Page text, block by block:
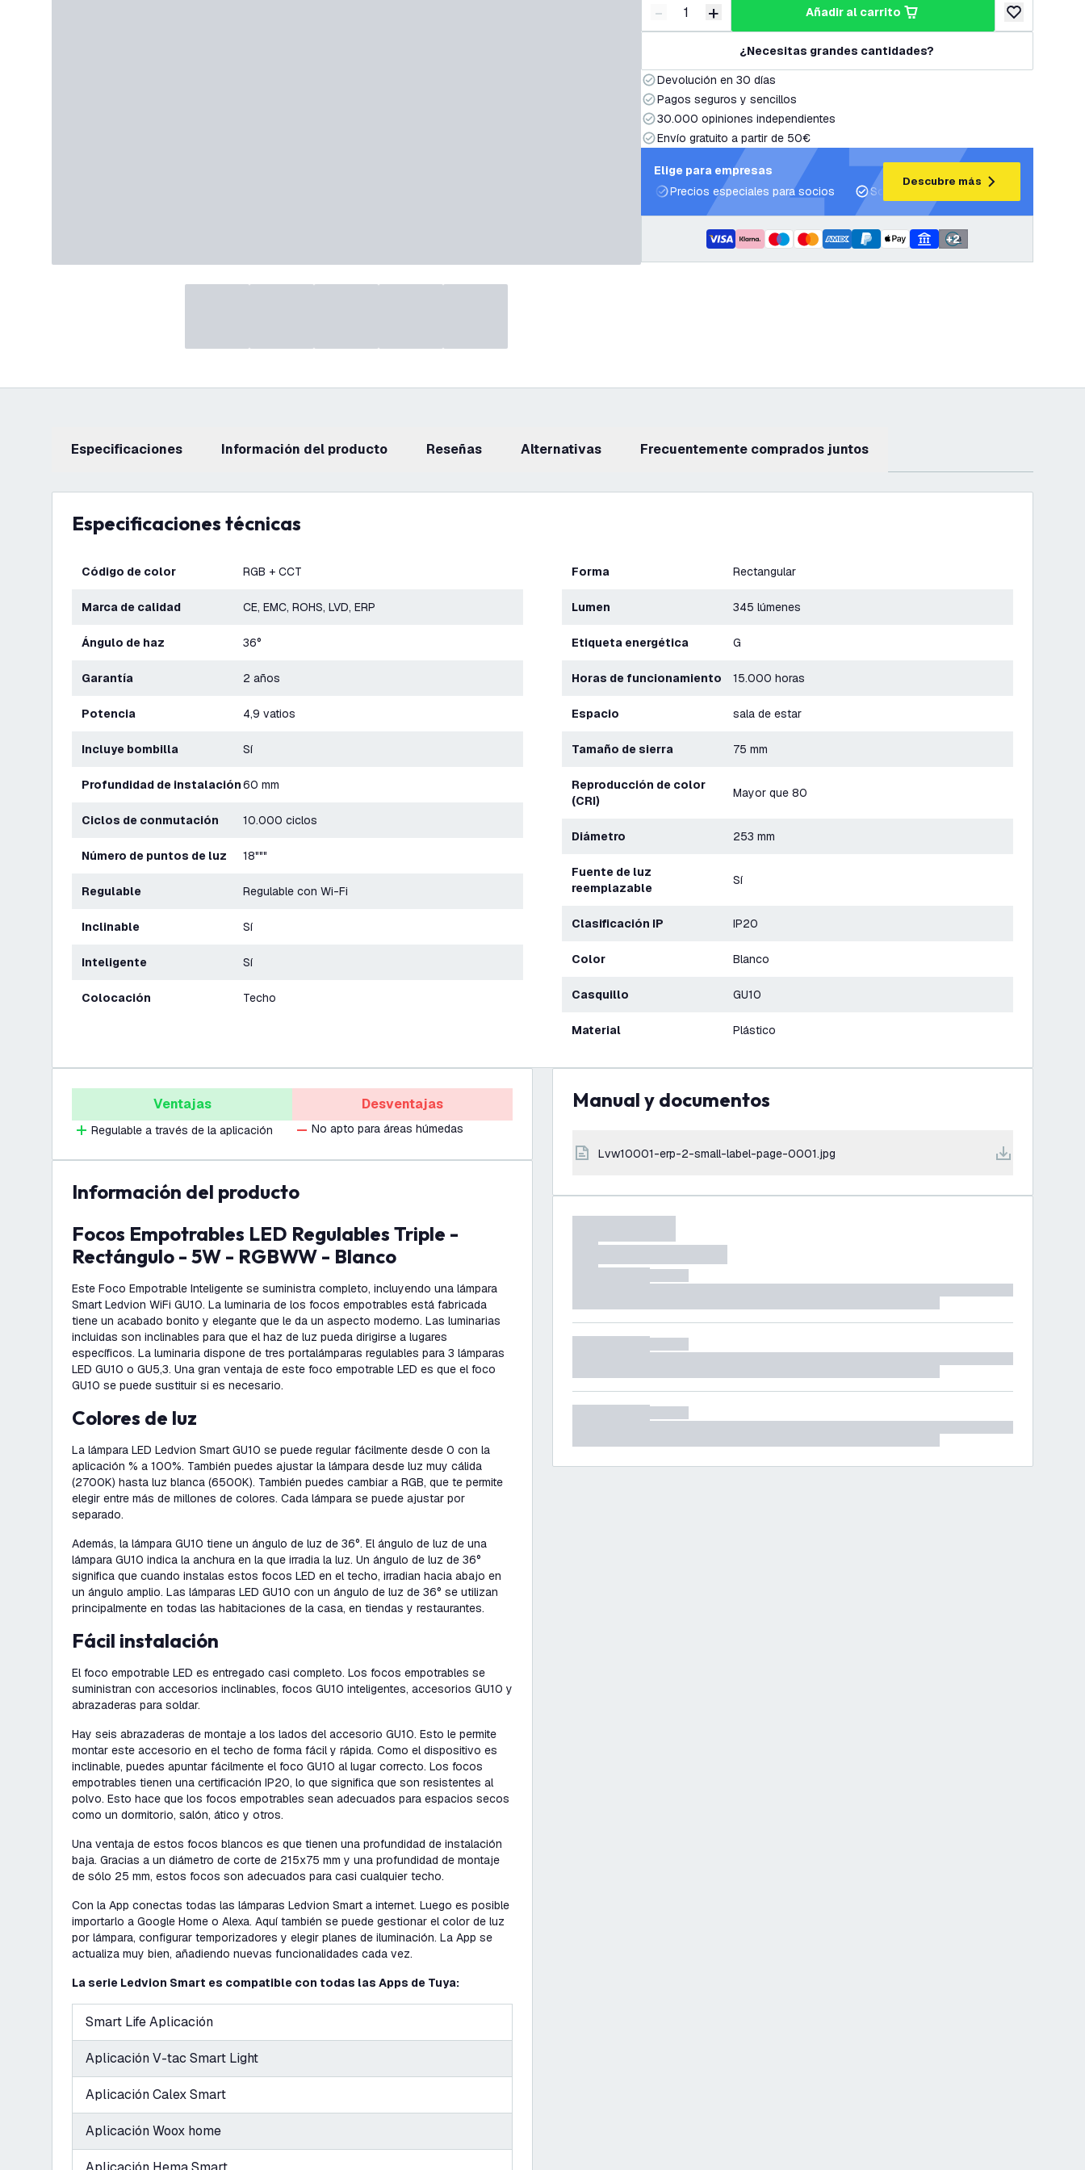
Disminuir cantidad
- Aumentar cantidad
+ añadir al carrito
añadir a lista
¿Necesitas grandes cantidades?
Devolución en 30 días
Pagos seguros y sencillos
30.000 opiniones independientes
Envío gratuito a partir de 50€
Elige para empresas
Precios especiales para socios
Soporte para proyectos y planes de
Descubre más
+2
Especificaciones información del producto reseñas Alternativas Frecuentemente comprados juntos
Especificaciones técnicas
Código de color RGB + CCT
Marca de calidad CE, EMC, ROHS, LVD, ERP
Ángulo de haz 36°
Garantía 2 años
Potencia 4,9 vatios
Incluye bombilla Sí
Profundidad de instalación60 mm
Ciclos de conmutación 10.000 ciclos
Número de puntos de luz 18"""
Regulable Regulable con Wi-Fi
Inclinable Sí
Inteligente Sí
Colocación Techo
Forma Rectangular
Lumen 345 lúmenes
Etiqueta energética G
Horas de funcionamiento 15.000 horas
Espacio sala de estar
Tamaño de sierra 75 mm
Reproducción de color
(CRI)
Mayor que 80
Diámetro 253 mm
Fuente de luz
reemplazable
Sí
Clasificación IP IP20
Color Blanco
Casquillo GU10
Material Plástico
Ventajas
Regulable a través de la aplicación
Desventajas
No apto para áreas húmedas
información del producto
Focos Empotrables LED Regulables Triple -
Rectángulo - 5W - RGBWW - Blanco
Este Foco Empotrable Inteligente se suministra completo, incluyendo una lámpara
Smart Ledvion WiFi GU10. La luminaria de los focos empotrables está fabricada
tiene un acabado bonito y elegante que le da un aspecto moderno. Las luminarias
incluidas son inclinables para que el haz de luz pueda dirigirse a lugares
específicos. La luminaria dispone de tres portalámparas regulables para 3 lámparas
LED GU10 o GU5,3. Una gran ventaja de este foco empotrable LED es que el foco
GU10 se puede sustituir si es necesario.
Colores de luz
La lámpara LED Ledvion Smart GU10 se puede regular fácilmente desde 0 con la
aplicación % a 100%. También puedes ajustar la lámpara desde luz muy cálida
(2700K) hasta luz blanca (6500K). También puedes cambiar a RGB, que te permite
elegir entre más de millones de colores. Cada lámpara se puede ajustar por
separado.
Además, la lámpara GU10 tiene un ángulo de luz de 36°. El ángulo de luz de una
lámpara GU10 indica la anchura en la que irradia la luz. Un ángulo de luz de 36°
significa que cuando instalas estos focos LED en el techo, irradian hacia abajo en
un ángulo amplio. Las lámparas LED GU10 con un ángulo de luz de 36° se utilizan
principalmente en todas las habitaciones de la casa, en tiendas y restaurantes.
Fácil instalación
El foco empotrable LED es entregado casi completo. Los focos empotrables se
suministran con accesorios inclinables, focos GU10 inteligentes, accesorios GU10 y
abrazaderas para soldar.
Hay seis abrazaderas de montaje a los lados del accesorio GU10. Esto le permite
montar este accesorio en el techo de forma fácil y rápida. Como el dispositivo es
inclinable, puedes apuntar fácilmente el foco GU10 al lugar correcto. Los focos
empotrables tienen una certificación IP20, lo que significa que son resistentes al
polvo. Esto hace que los focos empotrables sean adecuados para espacios secos
como un dormitorio, salón, ático y otros.
Una ventaja de estos focos blancos es que tienen una profundidad de instalación
baja. Gracias a un diámetro de corte de 215x75 mm y una profundidad de montaje
de sólo 25 mm, estos focos son adecuados para casi cualquier techo.
Con la App conectas todas las lámparas Ledvion Smart a internet. Luego es posible
importarlo a Google Home o Alexa. Aquí también se puede gestionar el color de luz
por lámpara, configurar temporizadores y elegir planes de iluminación. La App se
actualiza muy bien, añadiendo nuevas funcionalidades cada vez.
La serie Ledvion Smart es compatible con todas las Apps de Tuya:
Smart Life Aplicación
Aplicación V-tac Smart Light
Aplicación Calex Smart
Aplicación Woox home
Manual y documentos
lvw10001-erp-2-small-label-page-0001.jpg